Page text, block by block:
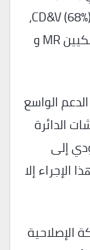
والديمقراطيين المسيحيين الفلمنكيين CD&V (68٪)،
والليبراليين الناطقين بالفرنسية والفلمنكيين MR و
الواسع
الدائرة
إلى
الإجراء إلا
الإصلاحية